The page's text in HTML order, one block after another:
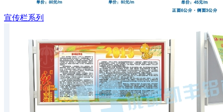
宣传栏系列